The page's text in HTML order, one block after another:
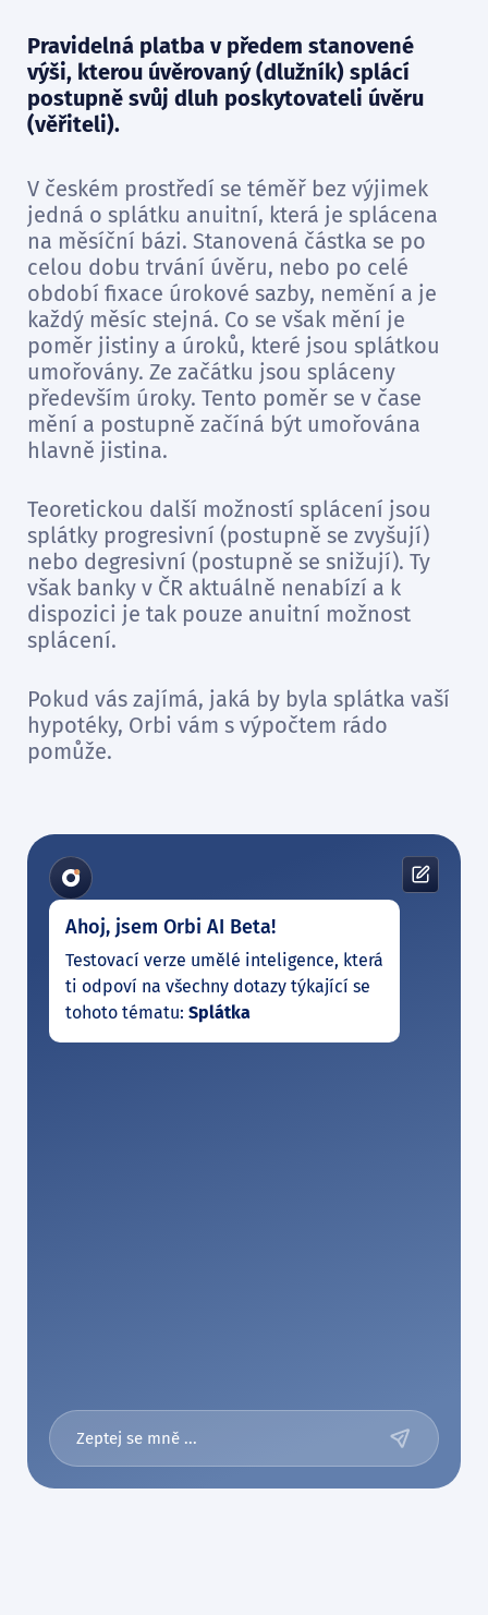
Pravidelná platba v předem stanovené
výši, kterou úvěrovaný (dlužník) splácí
postupně svůj dluh poskytovateli úvěru
(věřiteli).
V českém prostředí se téměř bez výjimek
jedná o splátku anuitní, která je splácena
na měsíční bázi. Stanovená částka se po
celou dobu trvání úvěru, nebo po celé
období fixace úrokové sazby, nemění a je
každý měsíc stejná. Co se však mění je
poměr jistiny a úroků, které jsou splátkou
umořovány. Ze začátku jsou spláceny
především úroky. Tento poměr se v čase
mění a postupně začíná být umořována
hlavně jistina.
Teoretickou další možností splácení jsou
splátky progresivní (postupně se zvyšují)
nebo degresivní (postupně se snižují). Ty
však banky v ČR aktuálně nenabízí a k
dispozici je tak pouze anuitní možnost
splácení.
Pokud vás zajímá, jaká by byla splátka vaší
hypotéky, Orbi vám s výpočtem rádo
pomůže.
Ahoj, jsem Orbi AI Beta!
Testovací verze umělé inteligence, která
ti odpoví na všechny dotazy týkající se
tohoto tématu: Splátka